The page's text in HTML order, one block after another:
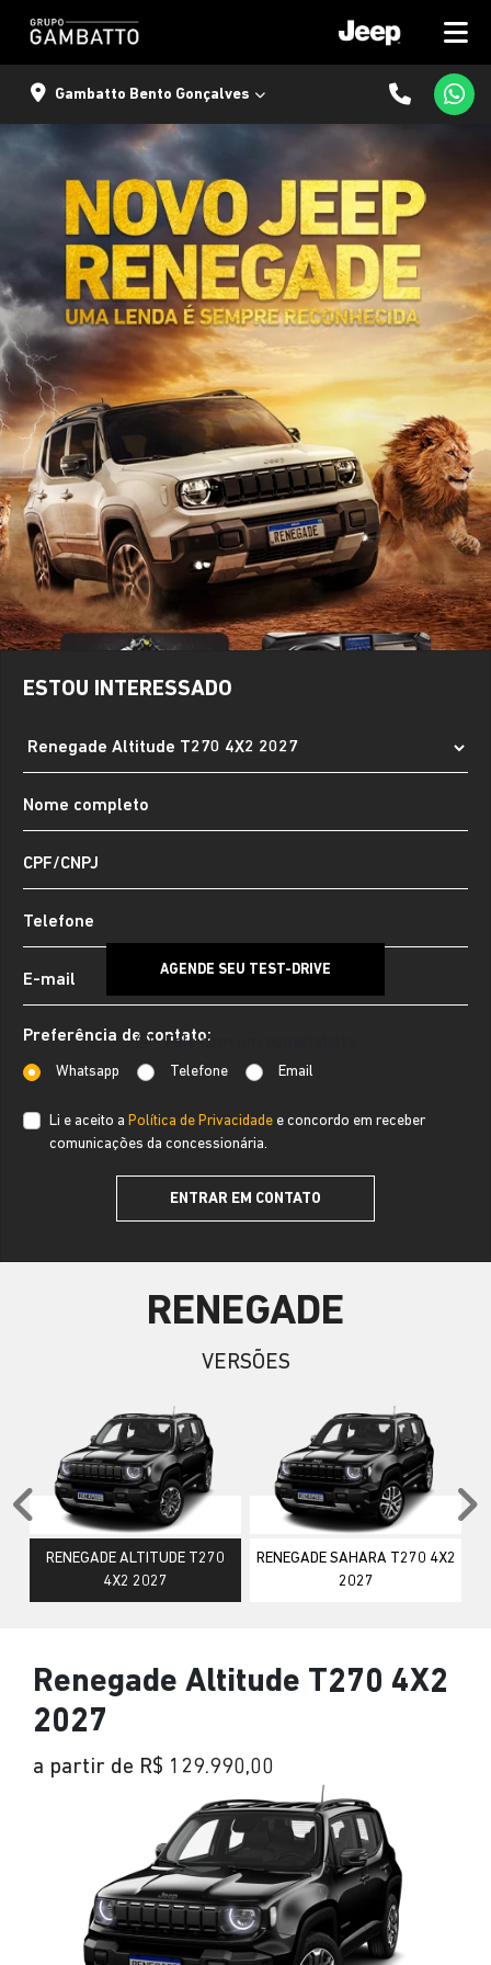
Gambatto Bento Gonçalves
ESTOU INTERESSADO
Preferência de contato:
Whatsapp Telefone Email
Li e aceito a Política de Privacidade e concordo em receber
comunicações da concessionária.
ENTRAR EM CONTATO
AGENDE SEU TEST-DRIVE
Fale com um especialista
RENEGADE
VERSÕES
RENEGADE ALTITUDE T270
4X2 2027
RENEGADE SAHARA T270 4X2
2027
Anterior
Renegade Altitude T270 4X2
2027
a partir de R$ 129.990,00